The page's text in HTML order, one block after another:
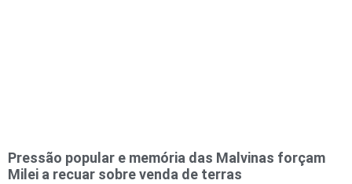
Pressão popular e memória das Malvinas forçam
Milei a recuar sobre venda de terras